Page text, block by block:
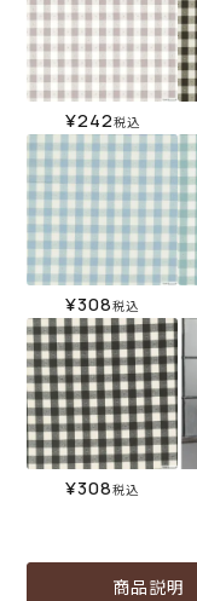
¥242税込
¥308税込
¥308税込
商品説明